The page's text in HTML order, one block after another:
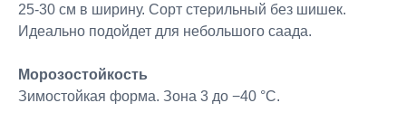
25-30 см в ширину. Сорт стерильный без шишек.
Идеально подойдет для небольшого саада.
Морозостойкость
Зимостойкая форма. Зона 3 до −40 °C.